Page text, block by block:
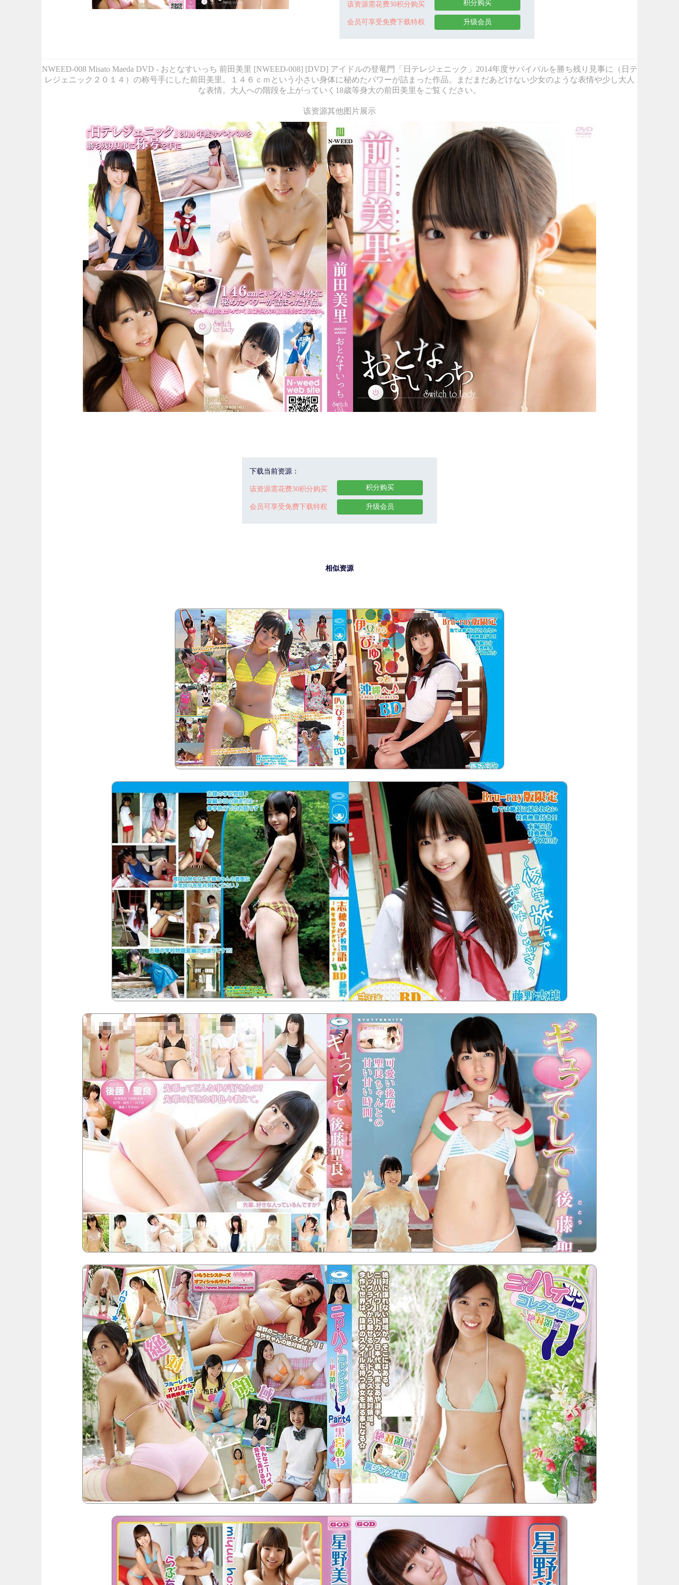
该资源需花费30积分购买
会员可享受免费下载特权
积分购买
升级会员
NWEED-008 Misato Maeda DVD - おとなすいっち 前田美里 [NWEED-008] [DVD] アイドルの登竜門「日テレジェニック」2014年度サバイバルを勝ち残り見事に（日テ
レジェニック２０１４）の称号手にした前田美里。１４６ｃｍという小さい身体に秘めたパワーが詰まった作品。まだまだあどけない少女のような表情や少し大人
な表情。大人への階段を上がっていく18歳等身大の前田美里をご覧ください。
该资源其他图片展示
下载当前资源：
该资源需花费30积分购买
会员可享受免费下载特权
积分购买
升级会员
相似资源